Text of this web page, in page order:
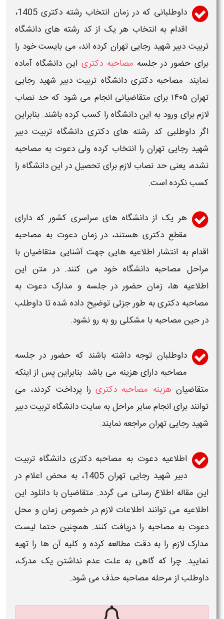
داوطلبانی که در زمان انتخاب رشته دکتری 1405
،
اقدام به انتخاب هر یک از کد رشته های دانشگاه
تربیت دبیر شهید رجایی تهران کرده اند، می بایست خود را
برای حضور در جلسه مصاحبه دکتری ایندانشگاه آماده
نمایند. مصاحبه دکتری دانشگاه تربیت دبیر شهید رجایی
تهران ۱۴۰۵
برای متقاضیانی انجام می شود که حد نصاب
لازم برای ورود به ایندانشگاه را کسب کرده باشند. بنابراین
اگر داوطلبی کد رشته های دکتری دانشگاه تربیت دبیر
شهید رجایی تهرانرا انتخاب کرده ولی دعوت به مصاحبه
نشده، یعنی حد نصاب لازم برای تحصیل در ایندانشگاه را
کسب نکرده است.
هر یک از دانشگاه های سراسری کشور که دارای
مقطع دکتری هستند، در زماندعوت به مصاحبه
اقدام به انتشاراطلاعیه هایی جهت آشنایی متقاضیان با
مراحل مصاحبه دانشگاهخود می کنند. در متن این
اطلاعیه ها، زمان حضور در جلسه و مدارک دعوت به
مصاحبه دکتریبه طور جزئی توضیح داده شده تا داوطلب
در حین مصاحبه با مشکلی رو به رو نشود.
داوطلبان توجه داشته باشند که حضور در جلسه
مصاحبه دارای هزینه می باشد. بنابراین پس از اینکه
متقاضیان هزینه مصاحبه دکتریرا پرداخت کردند، می
توانند برای انجام سایر مراحل به سایتدانشگاه تربیت دبیر
شهید رجایی تهران مراجعه نمایند.
اطلاعیه دعوت به مصاحبه دکتری دانشگاه تربیت
دبیر شهید رجایی تهران 1405
، به محض اعلام در
این مقاله اطلاع رسانی می گردد. متقاضیان با دانلود این
اطلاعیه می توانند اطلاعات لازم در خصوص زمان و محل
دعوت به مصاحبه را دریافت کنند. همچنین حتما لیست
مدارک لازم را به دقت مطالعه کرده و کلیه آن ها را تهیه
نمایید. چرا که گاهی به علت عدم نداشتن یک مدرک،
داوطلب از مرحله مصاحبه حذف می شود.